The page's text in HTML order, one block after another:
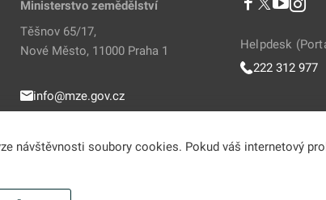
Ministerstvo zemědělství
Těšnov 65/17,
Nové Město, 11000 Praha 1
info@mze.gov.cz
Helpdesk
222 312 977
návštěvnosti soubory cookies. Pokud váš internetový